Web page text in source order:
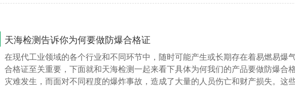
天海检测告诉你为何要做防爆合格证
在现代工业领域的各个行业和不同环节中，随时可能产生或长期存在着易燃易爆
合格证至关重要，下面就和天海检测一起来看下具体为何我们的产品要做防爆合
灾难发生，而面对不同程度的爆炸事故，造成了大量的人员伤亡和财产损失。这